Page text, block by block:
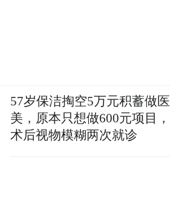
57岁保洁掏空5万元积蓄做医
美，原本只想做600元项目，
术后视物模糊两次就诊